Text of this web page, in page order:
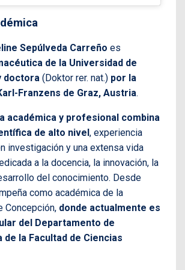
Sepúlveda Carreño es
de la Universidad de
doctora (Doktor rer. nat.) por la
Franzens de Graz, Austria.
académica y profesional combina
de alto nivel , experiencia
investigación y una extensa vida
a la docencia, la innovación, la
del conocimiento. Desde
como académica de la
Concepción, donde actualmente es
del Departamento de
de la Facultad de Ciencias